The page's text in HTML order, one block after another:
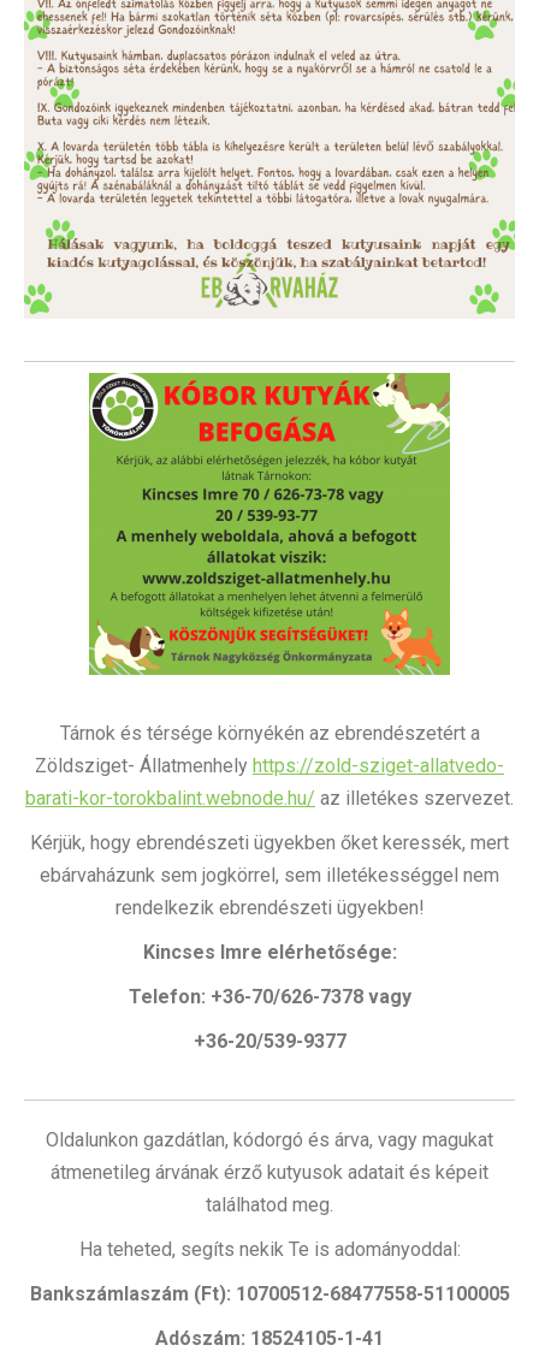
Tárnok és térsége környékén az ebrendészetért a
Zöldsziget- Állatmenhely https://zold-sziget-allatvedo-
barati-kor-torokbalint.webnode.hu/ az illetékes szervezet.
Kérjük, hogy ebrendészeti ügyekben őket keressék, mert
ebárvaházunk sem jogkörrel, sem illetékességgel nem
rendelkezik ebrendészeti ügyekben!
Kincses Imre elérhetősége:
Telefon: +36-70/626-7378 vagy
+36-20/539-9377
Oldalunkon gazdátlan, kódorgó és árva, vagy magukat
átmenetileg árvának érző kutyusok adatait és képeit
találhatod meg.
Ha teheted, segíts nekik Te is adományoddal:
Bankszámlaszám (Ft): 10700512-68477558-51100005
Adószám: 18524105-1-41